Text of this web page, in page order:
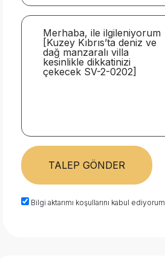
TALEP GÖNDER
Bilgi aktarımı koşullarını kabul ediyorum